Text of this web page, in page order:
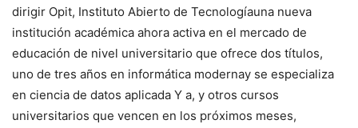
dirigir Opit, Instituto Abierto de Tecnologíauna nueva
institución académica ahora activa en el mercado de
educación de nivel universitario que ofrece dos títulos,
uno de tres años en informática modernay se especializa
en ciencia de datos aplicada Y a, y otros cursos
universitarios que vencen en los próximos meses,